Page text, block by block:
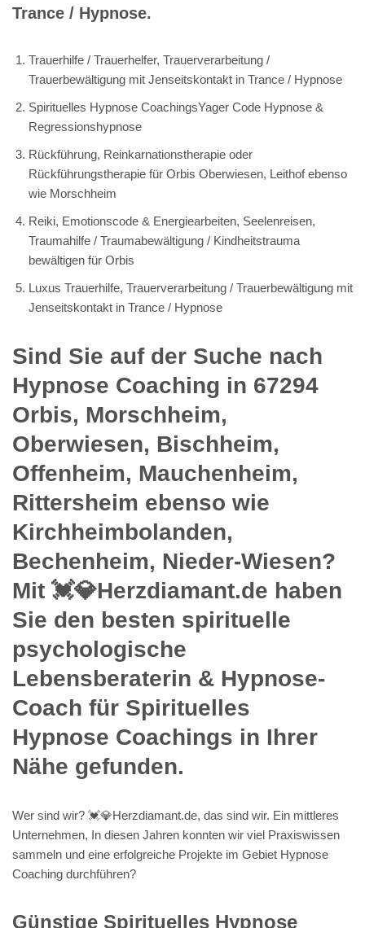
Trance / Hypnose.
Trauerhilfe / Trauerhelfer, Trauerverarbeitung /
Trauerbewältigung mit Jenseitskontakt in Trance / Hypnose
Spirituelles Hypnose CoachingsYager Code Hypnose &
Regressionshypnose
Rückführung, Reinkarnationstherapie oder
Rückführungstherapie für Orbis Oberwiesen, Leithof ebenso
wie Morschheim
Reiki, Emotionscode & Energiearbeiten, Seelenreisen,
Traumahilfe / Traumabewältigung / Kindheitstrauma
bewältigen für Orbis
Luxus Trauerhilfe, Trauerverarbeitung / Trauerbewältigung mit
Jenseitskontakt in Trance / Hypnose
Sind Sie auf der Suche nach
Hypnose Coaching in 67294
Orbis, Morschheim,
Oberwiesen, Bischheim,
Offenheim, Mauchenheim,
Rittersheim ebenso wie
Kirchheimbolanden,
Bechenheim, Nieder-Wiesen?
Mit 💓️💎Herzdiamant.de haben
Sie den besten spirituelle
psychologische
Lebensberaterin & Hypnose-
Coach für Spirituelles
Hypnose Coachings in Ihrer
Nähe gefunden.
Wer sind wir? 💓️💎Herzdiamant.de, das sind wir. Ein mittleres
Unternehmen, In diesen Jahren konnten wir viel Praxiswissen
sammeln und eine erfolgreiche Projekte im Gebiet Hypnose
Coaching durchführen?
Günstige Spirituelles Hypnose